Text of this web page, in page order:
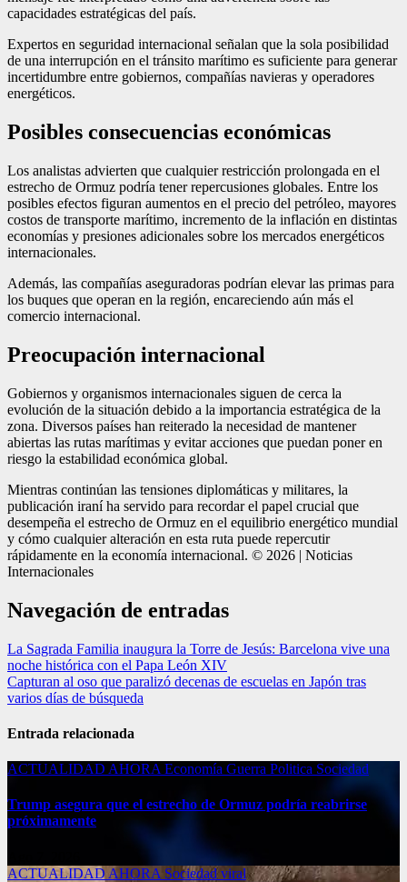
capacidades estratégicas del país.
Expertos en seguridad internacional señalan que la sola posibilidad
de una interrupción en el tránsito marítimo es suficiente para generar
incertidumbre entre gobiernos, compañías navieras y operadores
energéticos.
Posibles consecuencias económicas
Los analistas advierten que cualquier restricción prolongada en el
estrecho de Ormuz podría tener repercusiones globales. Entre los
posibles efectos figuran aumentos en el precio del petróleo, mayores
costos de transporte marítimo, incremento de la inflación en distintas
economías y presiones adicionales sobre los mercados energéticos
internacionales.
Además, las compañías aseguradoras podrían elevar las primas para
los buques que operan en la región, encareciendo aún más el
comercio internacional.
Preocupación internacional
Gobiernos y organismos internacionales siguen de cerca la
evolución de la situación debido a la importancia estratégica de la
zona. Diversos países han reiterado la necesidad de mantener
abiertas las rutas marítimas y evitar acciones que puedan poner en
riesgo la estabilidad económica global.
Mientras continúan las tensiones diplomáticas y militares, la
publicación iraní ha servido para recordar el papel crucial que
desempeña el estrecho de Ormuz en el equilibrio energético mundial
y cómo cualquier alteración en esta ruta puede repercutir
rápidamente en la economía internacional. © 2026 | Noticias
Internacionales
Navegación de entradas
La Sagrada Familia inaugura la Torre de Jesús: Barcelona vive una
noche histórica con el Papa León XIV
Capturan al oso que paralizó decenas de escuelas en Japón tras
varios días de búsqueda
Entrada relacionada
ACTUALIDAD AHORA Economía Guerra Politica Sociedad
Trump asegura que el estrecho de Ormuz podría reabrirse
próximamente
ACTUALIDAD AHORA Sociedadviral